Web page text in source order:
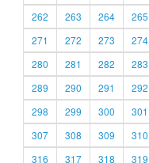
262
263 264 265
271
272 273 274
280
281 282 283
289
290 291 292
298
299 300 301
307
308 309 310
316
317 318 319